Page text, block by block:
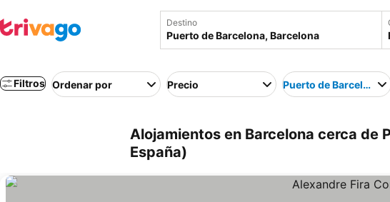
Destino
Filtros Ordenar por Precio Puerto de Barcelona
Alojamientos en Barcelona cerca de
España)